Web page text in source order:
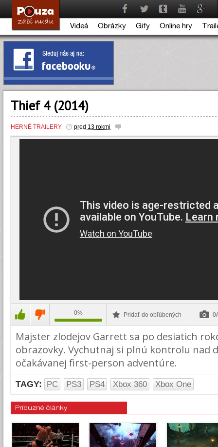
Videá Obrázky Gify Online hry
Thief 4 (2014)
HERNÉ TRAILERY pred 13 rokmi
0% Pridať do obľúbených
Majster zlodejov Garrett sa po desiatich
obrazovky. Vychutnaj si plnú kontrolu nad
očakávanej first-person adventúre.
TAGY: PC PS3 PS4 Xbox 360 Xbox One
Príbuzné články